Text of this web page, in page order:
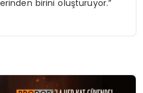
birini oluşturuyor.”